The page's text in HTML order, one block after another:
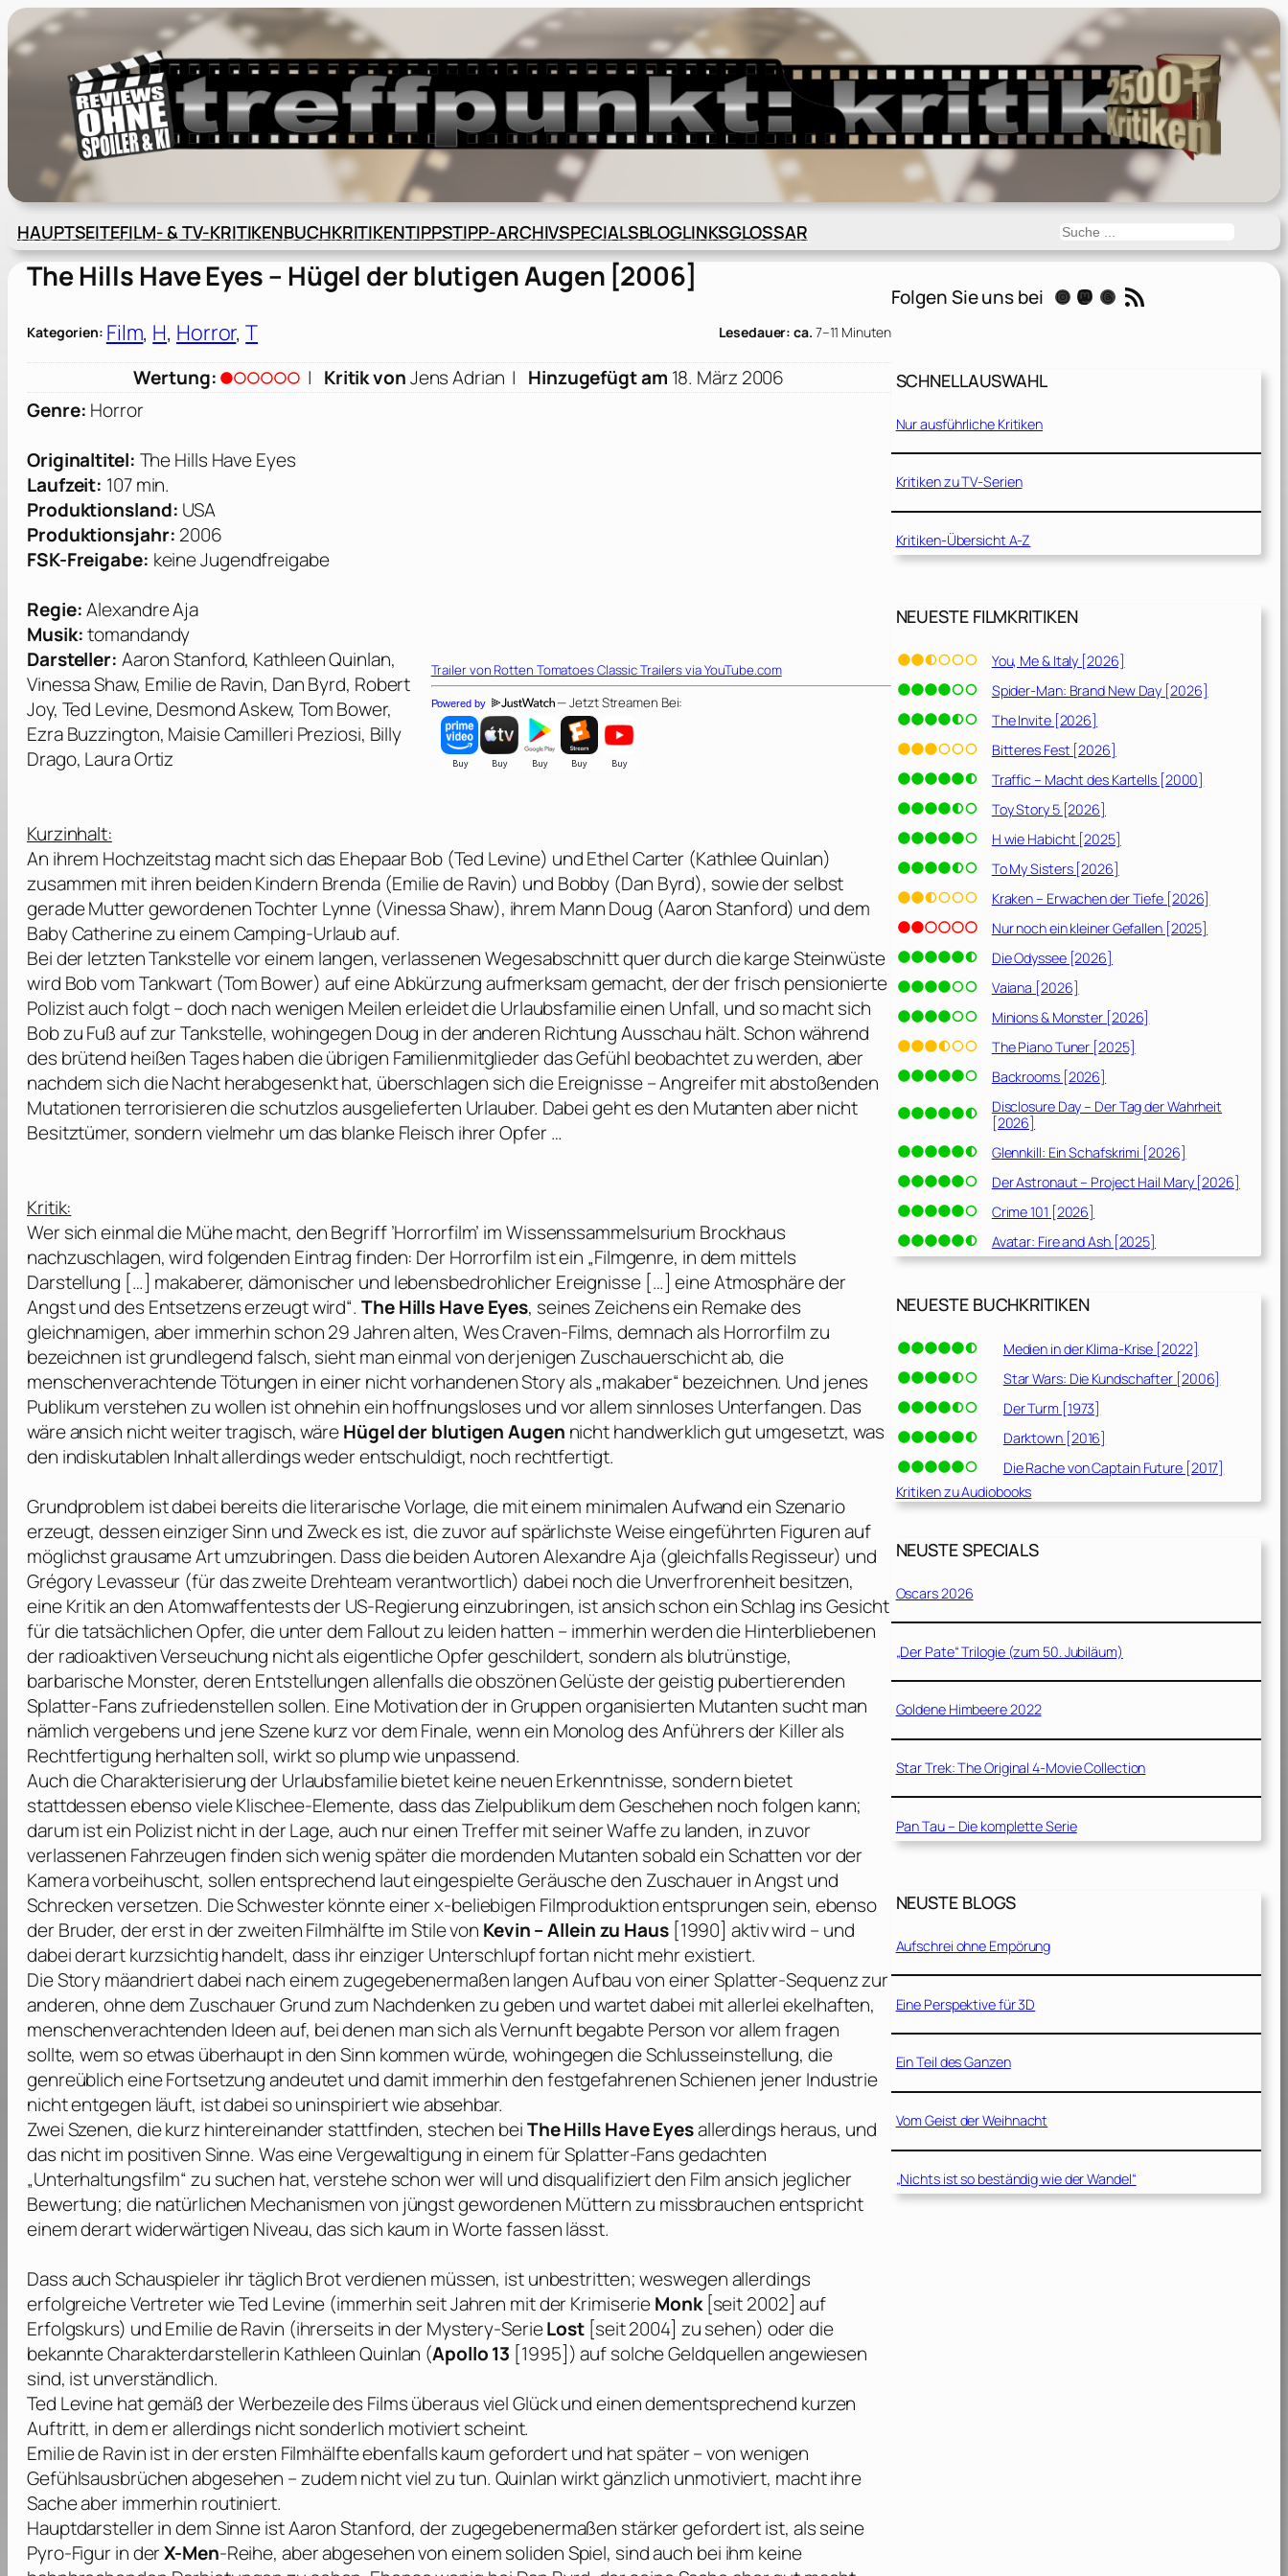
Zum
Inhalt
springen
HAUPTSEITEFILM- & TV-KRITIKENBUCHKRITIKENTIPPSTIPP-ARCHIVSPECIALSBLOGLINKSGLOSSAR Suchen
The Hills Have Eyes – Hügel der blutigen Augen [2006]
Kategorien: Film, H, Horror, T Lesedauer: ca. 7–11 Minuten
Wertung: | Kritik vonJens Adrian | Hinzugefügt am 18. März 2006
Trailer von Rotten Tomatoes Classic Trailersvia YouTube.com
Powered by — Jetzt Streamen Bei:
Genre: Horror
Originaltitel: The Hills Have Eyes
Laufzeit: 107 min.
Produktionsland: USA
Produktionsjahr: 2006
FSK-Freigabe: keine Jugendfreigabe
Regie:Alexandre Aja
Musik:tomandandy
Darsteller: Aaron Stanford, Kathleen Quinlan,
Vinessa Shaw, Emilie de Ravin, Dan Byrd, Robert
Joy, Ted Levine, Desmond Askew, Tom Bower,
Ezra Buzzington, Maisie Camilleri Preziosi, Billy
Drago, Laura Ortiz
Kurzinhalt:
An ihrem Hochzeitstag macht sich das Ehepaar Bob (Ted Levine) und Ethel Carter (Kathlee Quinlan)
zusammen mit ihren beiden Kindern Brenda (Emilie de Ravin) und Bobby (Dan Byrd), sowie der selbst
gerade Mutter gewordenen Tochter Lynne (Vinessa Shaw), ihrem Mann Doug (Aaron Stanford) und dem
Baby Catherine zu einem Camping-Urlaub auf.
Bei der letzten Tankstelle vor einem langen, verlassenen Wegesabschnitt quer durch die karge Steinwüste
wird Bob vom Tankwart (Tom Bower) auf eine Abkürzung aufmerksam gemacht, der der frisch pensionierte
Polizist auch folgt – doch nach wenigen Meilen erleidet die Urlaubsfamilie einen Unfall, und so macht sich
Bob zu Fuß auf zur Tankstelle, wohingegen Doug in der anderen Richtung Ausschau hält. Schon während
des brütend heißen Tages haben die übrigen Familienmitglieder das Gefühl beobachtet zu werden, aber
nachdem sich die Nacht herabgesenkt hat, überschlagen sich die Ereignisse – Angreifer mit abstoßenden
Mutationen terrorisieren die schutzlos ausgelieferten Urlauber. Dabei geht es den Mutanten aber nicht
Besitztümer, sondern vielmehr um das blanke Fleisch ihrer Opfer …
Kritik:
Wer sich einmal die Mühe macht, den Begriff ’Horrorfilm’ im Wissenssammelsurium Brockhaus
nachzuschlagen, wird folgenden Eintrag finden: Der Horrorfilm ist ein „Filmgenre, in dem mittels
Darstellung […] makaberer, dämonischer und lebensbedrohlicher Ereignisse […] eine Atmosphäre der
Angst und des Entsetzens erzeugt wird“. The Hills Have Eyes, seines Zeichens ein Remake des
gleichnamigen, aber immerhin schon 29 Jahren alten, Wes Craven-Films, demnach als Horrorfilm zu
bezeichnen ist grundlegend falsch, sieht man einmal von derjenigen Zuschauerschicht ab, die
menschenverachtende Tötungen in einer nicht vorhandenen Story als „makaber“ bezeichnen. Und jenes
Publikum verstehen zu wollen ist ohnehin ein hoffnungsloses und vor allem sinnloses Unterfangen. Das
wäre ansich nicht weiter tragisch, wäreHügel der blutigen Augen nicht handwerklich gut umgesetzt, was
den indiskutablen Inhalt allerdings weder entschuldigt, noch rechtfertigt.
Grundproblem ist dabei bereits die literarische Vorlage, die mit einem minimalen Aufwand ein Szenario
erzeugt, dessen einziger Sinn und Zweck es ist, die zuvor auf spärlichste Weise eingeführten Figuren auf
möglichst grausame Art umzubringen. Dass die beiden AutorenAlexandre Aja(gleichfalls Regisseur) und
Grégory Levasseur (für das zweite Drehteam verantwortlich) dabei noch die Unverfrorenheit besitzen,
eine Kritik an den Atomwaffentests der US-Regierung einzubringen, ist ansich schon ein Schlag ins Gesicht
für die tatsächlichen Opfer, die unter dem Fallout zu leiden hatten – immerhin werden die Hinterbliebenen
der radioaktiven Verseuchung nicht als eigentliche Opfer geschildert, sondern als blutrünstige,
barbarische Monster, deren Entstellungen allenfalls die obszönen Gelüste der geistig pubertierenden
Splatter-Fans zufriedenstellen sollen. Eine Motivation der in Gruppen organisierten Mutanten sucht man
nämlich vergebens und jene Szene kurz vor dem Finale, wenn ein Monolog des Anführers der Killer als
Rechtfertigung herhalten soll, wirkt so plump wie unpassend.
Auch die Charakterisierung der Urlaubsfamilie bietet keine neuen Erkenntnisse, sondern bietet
stattdessen ebenso viele Klischee-Elemente, dass das Zielpublikum dem Geschehen noch folgen kann;
darum ist ein Polizist nicht in der Lage, auch nur einen Treffer mit seiner Waffe zu landen, in zuvor
verlassenen Fahrzeugen finden sich wenig später die mordenden Mutanten sobald ein Schatten vor der
Kamera vorbeihuscht, sollen entsprechend laut eingespielte Geräusche den Zuschauer in Angst und
Schrecken versetzen. Die Schwester könnte einer x-beliebigen Filmproduktion entsprungen sein, ebenso
der Bruder, der erst in der zweiten Filmhälfte im Stile von Kevin – Allein zu Haus[1990] aktiv wird – und
dabei derart kurzsichtig handelt, dass ihr einziger Unterschlupf fortan nicht mehr existiert.
Die Story mäandriert dabei nach einem zugegebenermaßen langen Aufbau von einer Splatter-Sequenz zur
anderen, ohne dem Zuschauer Grund zum Nachdenken zu geben und wartet dabei mit allerlei ekelhaften,
menschenverachtenden Ideen auf, bei denen man sich als Vernunft begabte Person vor allem fragen
sollte, wem so etwas überhaupt in den Sinn kommen würde, wohingegen die Schlusseinstellung, die
genreüblich eine Fortsetzung andeutet und damit immerhin den festgefahrenen Schienen jener Industrie
nicht entgegen läuft, ist dabei so uninspiriert wie absehbar.
Zwei Szenen, die kurz hintereinander stattfinden, stechen beiThe Hills Have Eyesallerdings heraus, und
das nicht im positiven Sinne. Was eine Vergewaltigung in einem für Splatter-Fans gedachten
„Unterhaltungsfilm“ zu suchen hat, verstehe schon wer will und disqualifiziert den Film ansich jeglicher
Bewertung; die natürlichen Mechanismen von jüngst gewordenen Müttern zu missbrauchen entspricht
einem derart widerwärtigen Niveau, das sich kaum in Worte fassen lässt.
Dass auch Schauspieler ihr täglich Brot verdienen müssen, ist unbestritten; weswegen allerdings
erfolgreiche Vertreter wieTed Levine (immerhin seit Jahren mit der KrimiserieMonk[seit 2002] auf
Erfolgskurs) undEmilie de Ravin (ihrerseits in der Mystery-SerieLost [seit 2004] zu sehen) oder die
bekannte Charakterdarstellerin Kathleen Quinlan (Apollo 13 [1995]) auf solche Geldquellen angewiesen
sind, ist unverständlich.
Ted Levinehat gemäß der Werbezeile des Films überaus viel Glück und einen dementsprechend kurzen
Auftritt, in dem er allerdings nicht sonderlich motiviert scheint.
Emilie de Ravinist in der ersten Filmhälfte ebenfalls kaum gefordert und hat später – von wenigen
Gefühlsausbrüchen abgesehen – zudem nicht viel zu tun. Quinlanwirkt gänzlich unmotiviert, macht ihre
Sache aber immerhin routiniert.
Hauptdarsteller in dem Sinne istAaron Stanford, der zugegebenermaßen stärker gefordert ist, als seine
Pyro-Figur in derX-Men-Reihe, aber abgesehen von einem soliden Spiel, sind auch bei ihm keine
Folgen Sie uns bei Instagram Mastodon Threads RSS-Feed
SCHNELLAUSWAHL
Nur ausführliche Kritiken
Kritiken zu TV-Serien
Kritiken-Übersicht A-Z
NEUESTE FILMKRITIKEN
You, Me & Italy [2026]
Spider-Man: Brand New Day [2026]
The Invite [2026]
Bitteres Fest [2026]
Traffic – Macht des Kartells [2000]
Toy Story 5 [2026]
H wie Habicht [2025]
To My Sisters [2026]
Kraken – Erwachen der Tiefe [2026]
Nur noch ein kleiner Gefallen [2025]
Die Odyssee [2026]
Vaiana [2026]
Minions & Monster [2026]
The Piano Tuner [2025]
Backrooms [2026]
Disclosure Day – Der Tag der Wahrheit
[2026]
Glennkill: Ein Schafskrimi [2026]
Der Astronaut – Project Hail Mary [2026]
Crime 101 [2026]
Avatar: Fire and Ash [2025]
NEUESTE BUCHKRITIKEN
Medien in der Klima-Krise [2022]
Star Wars: Die Kundschafter [2006]
Der Turm [1973]
Darktown [2016]
Die Rache von Captain Future [2017]
Kritiken zu Audiobooks
NEUSTE SPECIALS
Oscars 2026
„Der Pate“ Trilogie (zum 50. Jubiläum)
Goldene Himbeere 2022
Star Trek: The Original 4-Movie Collection
Pan Tau – Die komplette Serie
NEUSTE BLOGS
Aufschrei ohne Empörung
Eine Perspektive für 3D
Ein Teil des Ganzen
Vom Geist der Weihnacht
„Nichts ist so beständig wie der Wandel“